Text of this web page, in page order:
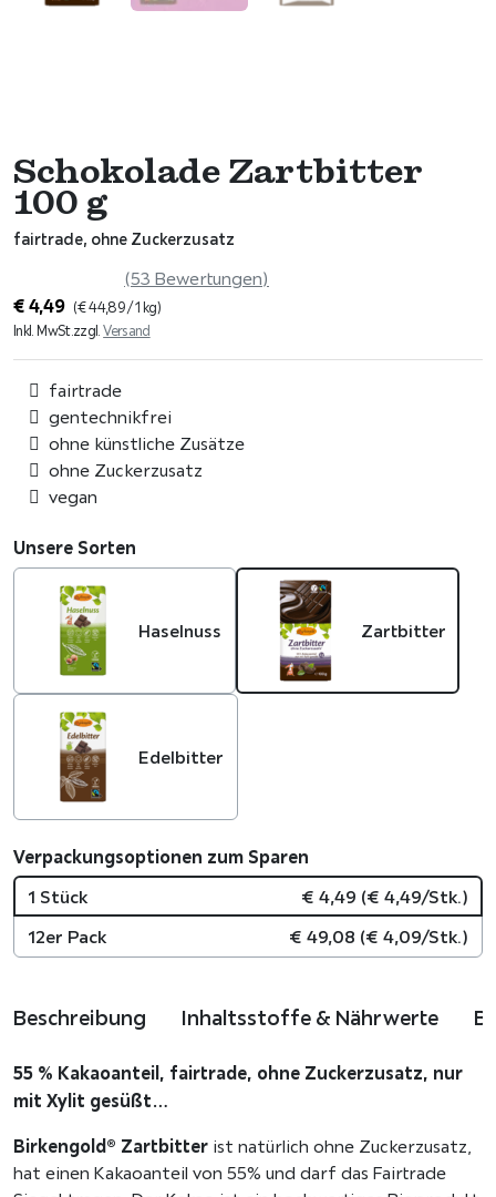
Schokolade Zartbitter
100 g
fairtrade, ohne Zuckerzusatz
(53 Bewertungen)
€ 4,49 (€44,89/ 1 kg)
Inkl. MwSt.zzgl.Versand
fairtrade
gentechnikfrei
ohne künstliche Zusätze
ohne Zuckerzusatz
vegan
Unsere Sorten
Haselnuss Zartbitter
Edelbitter
Verpackungsoptionen zum Sparen
1 Stück
€ 4,49 (€ 4,49/Stk.)
12er Pack
€ 49,08 (€ 4,09/Stk.)
Beschreibung Inhaltsstoffe & Nährwerte
55 % Kakaoanteil, fairtrade, ohne Zuckerzusatz, nur
mit Xylit gesüßt…
Birkengold® Zartbitter ist natürlich ohne Zuckerzusatz,
hat einen Kakaoanteil von 55% und darf das Fairtrade